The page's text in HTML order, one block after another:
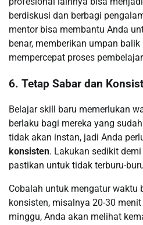
berdiskusi dan berbagi
mentor bisa membantu Anda
benar, memberikan umpan
mempercepat proses
6. Tetap Sabar dan
Belajar skill baru memerlukan
berlaku bagi mereka yang
tidak akan instan, jadi Anda
konsisten. Lakukan sedikit
pastikan untuk tidak terburu-
Cobalah untuk mengatur waktu
konsisten, misalnya 20-30
minggu, Anda akan melihat